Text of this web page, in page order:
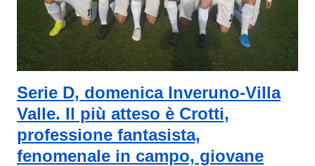
Serie D, domenica Inveruno-Villa
Valle. Il più atteso è Crotti,
professione fantasista,
fenomenale in campo, giovane